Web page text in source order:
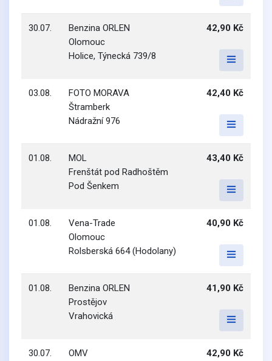
30.07.
Benzina ORLEN
Olomouc
Holice, Týnecká 739/8
42,90 Kč
03.08.
FOTO MORAVA
Štramberk
Nádražní 976
42,40 Kč
01.08.
MOL
Frenštát pod Radhoštěm
Pod Šenkem
43,40 Kč
01.08.
Vena-Trade
Olomouc
Rolsberská 664 (Hodolany)
40,90 Kč
01.08.
Benzina ORLEN
Prostějov
Vrahovická
41,90 Kč
30.07.
OMV
42,90 Kč